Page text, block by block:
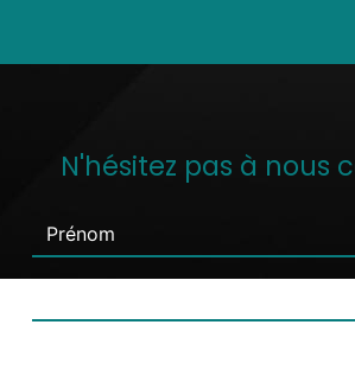
N'hésitez pas à nous